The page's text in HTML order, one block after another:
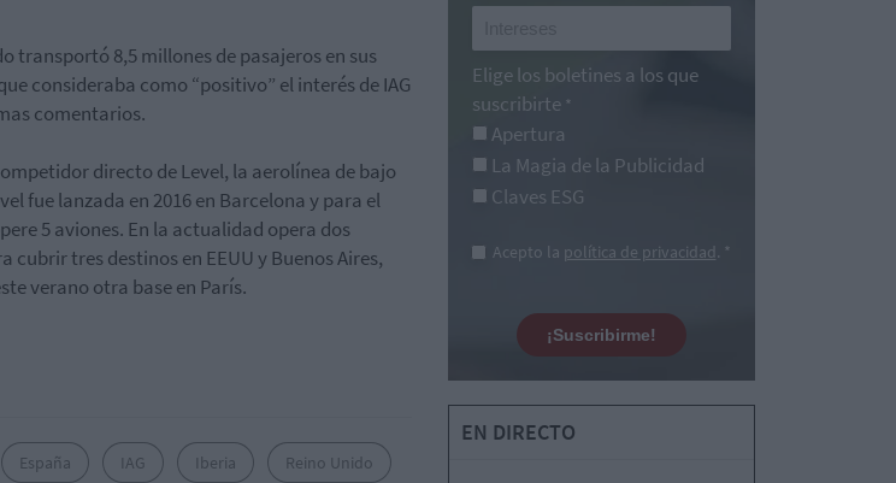
transportó 8,5 millones de pasajeros en sus
consideraba como “positivo” el interés de IAG
comentarios.
directo de Level, la aerolínea de bajo
fue lanzada en 2016 en Barcelona y para el
5 aviones. En la actualidad opera dos
cubrir tres destinos en EEUU y Buenos Aires,
verano otra base en París.
España IAG Iberia Reino Unido
Elige los boletines a los que
suscribirte *
Apertura
La Magia de la Publicidad
Claves ESG
Acepto la política de privacidad. *
¡Suscribirme!
EN DIRECTO